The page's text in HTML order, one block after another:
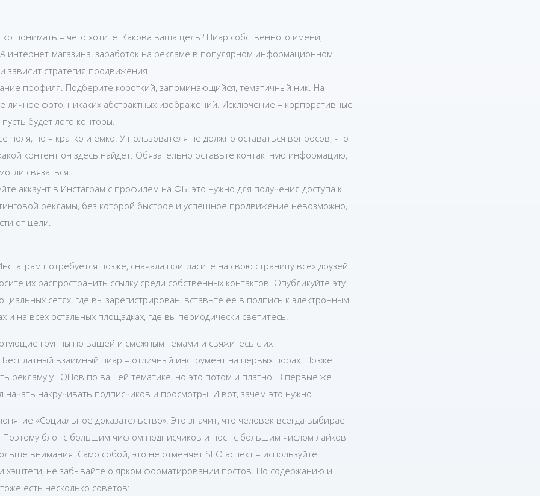
понимать – чего хотите. Какова ваша цель? Пиар собственного имени,
интернет-магазина, заработок на рекламе в популярном информационном
зависит стратегия продвижения.
профиля. Подберите короткий, запоминающийся, тематичный ник. На
личное фото, никаких абстрактных изображений. Исключение – корпоративные
будет лого конторы.
поля, но – кратко и емко. У пользователя не должно оставаться вопросов, что
контент он здесь найдет. Обязательно оставьте контактную информацию,
связаться.
аккаунт в Инстаграм с профилем на ФБ, это нужно для получения доступа к
рекламы, без которой быстрое и успешное продвижение невозможно,
от цели.
потребуется позже, сначала пригласите на свою страницу всех друзей
их распространить ссылку среди собственных контактов. Опубликуйте эту
сетях, где вы зарегистрирован, вставьте ее в подпись к электронным
и на всех остальных площадках, где вы периодически светитесь.
группы по вашей и смежным темами и свяжитесь с их
взаимный пиар – отличный инструмент на первых порах. Позже
рекламу у ТОПов по вашей тематике, но это потом и платно. В первые же
начать накручивать подписчиков и просмотры. И вот, зачем это нужно.
«Социальное доказательство». Это значит, что человек всегда выбирает
Поэтому блог с большим числом подписчиков и пост с большим числом лайков
внимания. Само собой, это не отменяет SEO аспект – используйте
хэштеги, не забывайте о ярком форматировании постов. По содержанию и
есть несколько советов: